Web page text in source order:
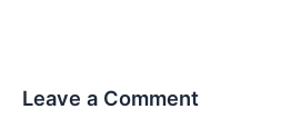
Leave a Comment